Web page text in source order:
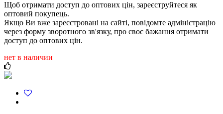
Щоб отримати доступ до оптових цін, зареєструйтеся як
оптовий покупець.
Якщо Ви вже зареєстровані на сайті, повідомте адміністрацію
через форму зворотного зв'язку, про своє бажання отримати
доступ до оптових цін.
нет в наличии